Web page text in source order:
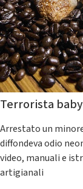
Terrorista baby
Arrestato un
diffondeva odio
video, manuali e
artigianali